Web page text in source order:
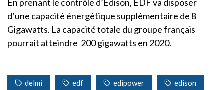
En prenant le contrôle d’Edison, EDF va disposer
d’une capacité énergétique supplémentaire de 8
Gigawatts. La capacité totale du groupe français
pourrait atteindre 200 gigawatts en 2020.
delmi edf edipower edison